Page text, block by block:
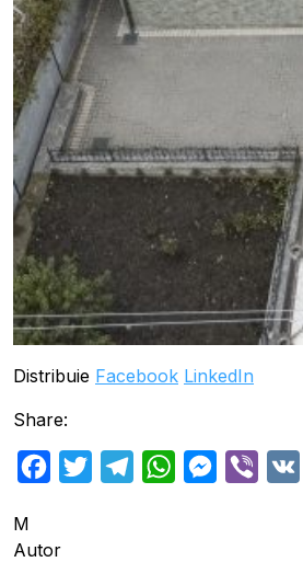
Distribuie Facebook LinkedIn
Share:
Facebook
TwitterTelegramWhatsAppMessenger
Viber
M
Autor